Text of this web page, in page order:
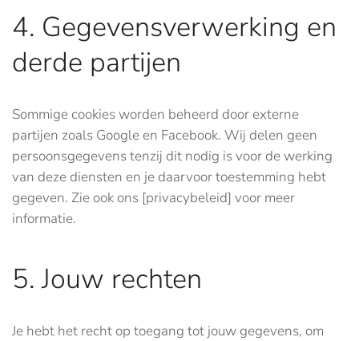
4. Gegevensverwerking en
derde partijen
Sommige cookies worden beheerd door externe
partijen zoals Google en Facebook. Wij delen geen
persoonsgegevens tenzij dit nodig is voor de werking
van deze diensten en je daarvoor toestemming hebt
gegeven. Zie ook ons [privacybeleid] voor meer
informatie.
5. Jouw rechten
Je hebt het recht op toegang tot jouw gegevens, om